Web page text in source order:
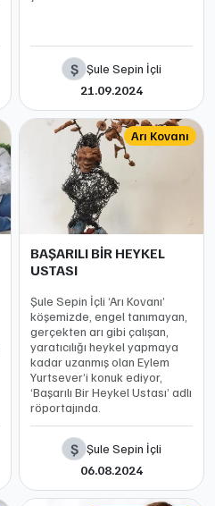
Ş Şule Sepin İçli
21.09.2024
Arı Kovanı
BAŞARILI BİR HEYKEL
USTASI
Şule Sepin İçli ‘Arı Kovanı’
köşemizde, engel tanımayan,
gerçekten arı gibi çalışan,
yaratıcılığı heykel yapmaya
kadar uzanmış olan Eylem
Yurtsever’i konuk ediyor,
‘Başarılı Bir Heykel Ustası’ adlı
röportajında.
Ş Şule Sepin İçli
06.08.2024